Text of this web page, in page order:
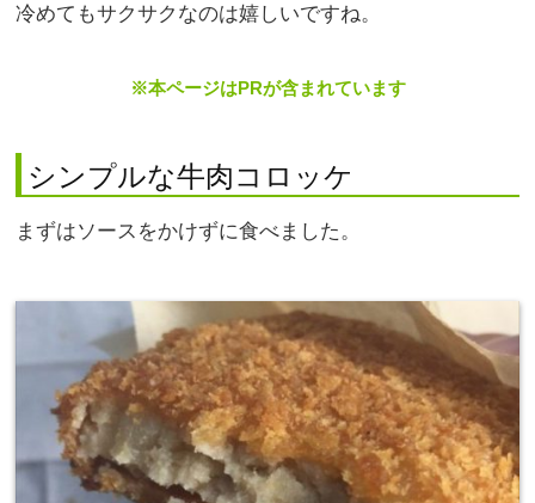
冷めてもサクサクなのは嬉しいですね。
※本ページはPRが含まれています
シンプルな牛肉コロッケ
まずはソースをかけずに食べました。